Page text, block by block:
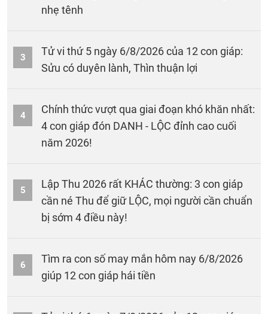
nhẹ tênh
3
Tử vi thứ 5 ngày 6/8/2026 của 12 con giáp:
Sửu có duyên lành, Thìn thuận lợi
4
Chính thức vượt qua giai đoạn khó khăn nhất:
4 con giáp đón DANH - LỘC đỉnh cao cuối
năm 2026!
5
Lập Thu 2026 rất KHÁC thường: 3 con giáp
cần né Thu để giữ LỘC, mọi người cần chuẩn
bị sớm 4 điều này!
6
Tìm ra con số may mắn hôm nay 6/8/2026
giúp 12 con giáp hái tiền